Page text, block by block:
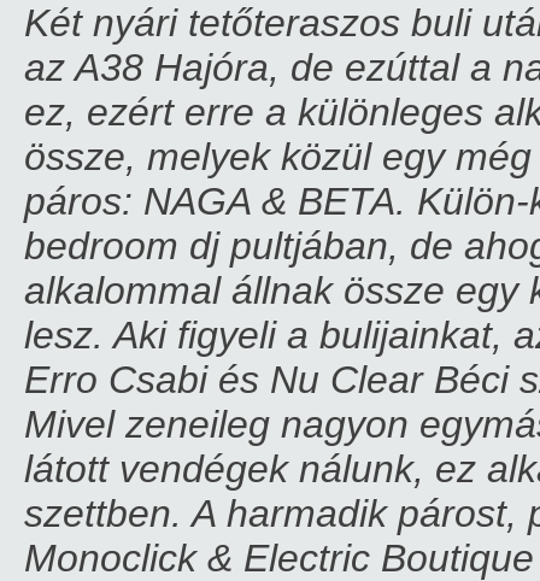
Két nyári tetőteraszos buli
az A38 Hajóra, de ezúttal a
ez, ezért erre a különleges
össze, melyek közül egy
páros: NAGA & BETA.
bedroom dj pultjában, de
alkalommal állnak össze egy
lesz. Aki figyeli a bulijainkat,
Erro Csabi és Nu Clear Béci
Mivel zeneileg nagyon
látott vendégek nálunk, ez
szettben. A harmadik párost,
Monoclick & Electric